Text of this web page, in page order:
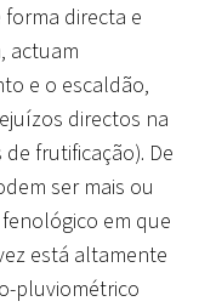
directa e
actuam
e o escaldão,
directos na
frutificação). De
ser mais ou
em que
está altamente
pluviométrico